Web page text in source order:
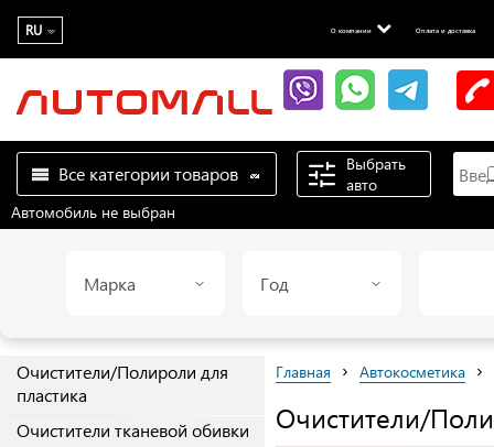
RU О компании Оплата и доставка
Все категории товаров
Выбрать
авто
Автомобиль не выбран
Марка Год
Очистители/Полироли для
пластика
Очистители тканевой обивки
Главная › Автокосметика ›
Очистители/